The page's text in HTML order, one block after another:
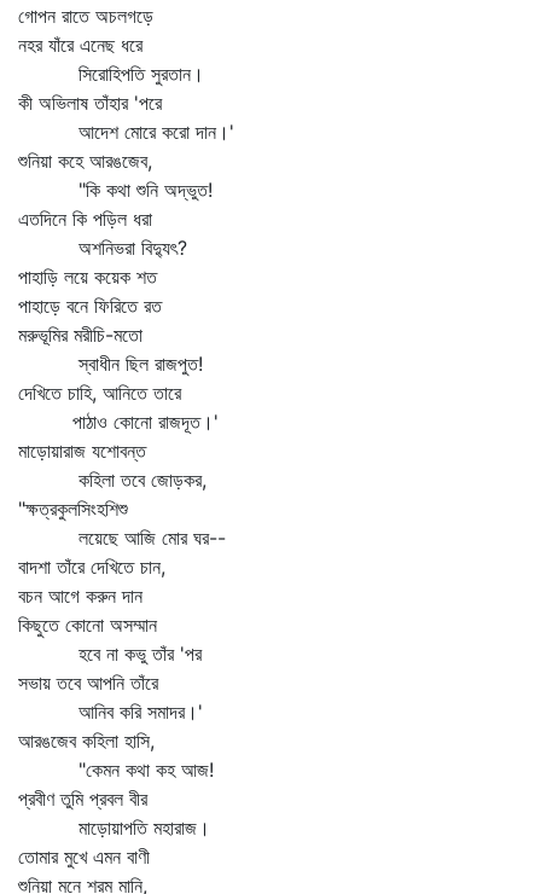
গোপন রাতে অচলগড়ে
নহর যাঁরে এনেছ ধরে
সিরোহিপতি সুরতান।
কী অভিলাষ তাঁহার 'পরে
আদেশ মোরে করো দান।'
শুনিয়া কহে আরঙজেব,
"কি কথা শুনি অদ্ভুত!
এতদিনে কি পড়িল ধরা
অশনিভরা বিদ্যুৎ?
পাহাড়ি লয়ে কয়েক শত
পাহাড়ে বনে ফিরিতে রত
মরুভূমির মরীচি-মতো
স্বাধীন ছিল রাজপুত!
দেখিতে চাহি, আনিতে তারে
পাঠাও কোনো রাজদূত।'
মাড়োয়ারাজ যশোবন্ত
কহিলা তবে জোড়কর,
"ক্ষত্রকুলসিংহশিশু
লয়েছে আজি মোর ঘর--
বাদশা তাঁরে দেখিতে চান,
বচন আগে করুন দান
কিছুতে কোনো অসম্মান
হবে না কভু তাঁর 'পর
সভায় তবে আপনি তাঁরে
আনিব করি সমাদর।'
আরঙজেব কহিলা হাসি,
"কেমন কথা কহ আজ!
প্রবীণ তুমি প্রবল বীর
মাড়োয়াপতি মহারাজ।
তোমার মুখে এমন বাণী
শুনিয়া মনে শরম মানি,